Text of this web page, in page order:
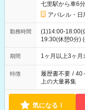
七里駅から車6分
アパレル・日
勤務時間
(1)14:00-18:00(
19:30(休憩0分)
ます
期間 1ヶ月以上3ヶ月
特徴 履歴書不要 / 40
上の大量募集
気になる！